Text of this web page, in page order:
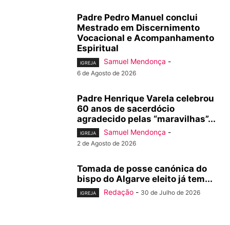
Padre Pedro Manuel conclui
Mestrado em Discernimento
Vocacional e Acompanhamento
Espiritual
IGREJA Samuel Mendonça -
6 de Agosto de 2026
Padre Henrique Varela celebrou
60 anos de sacerdócio
agradecido pelas “maravilhas”...
IGREJA Samuel Mendonça -
2 de Agosto de 2026
Tomada de posse canónica do
bispo do Algarve eleito já tem...
IGREJA Redação - 30 de Julho de 2026